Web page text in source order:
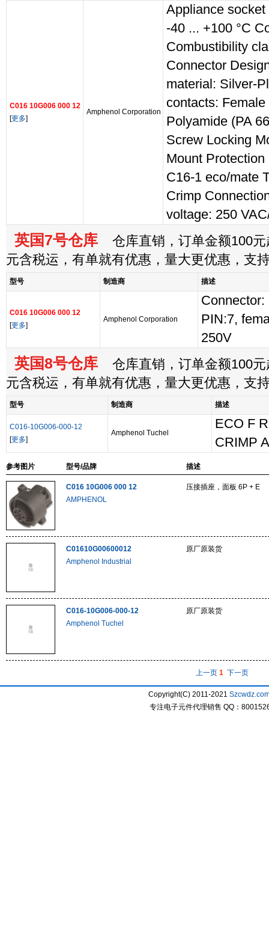
C016 10G006 000 12
[更多]
Amphenol Corporation
Appliance socket
-40 ... +100 °C
Combustibility
Connector
material: Silver-
contacts:
Polyamide (PA
Screw Locking
Mount
C16-1 eco/mate
Crimp
voltage: 250
英国7号仓库 仓库直销，订单金额100元
元含税运，有单就有优惠，量大更优惠，支
型号 制造商 描述
C016 10G006 000 12
[更多]
Amphenol Corporation
Connector:
PIN:7,
250V
英国8号仓库 仓库直销，订单金额100元
元含税运，有单就有优惠，量大更优惠，支
型号 制造商 描述
C016-10G006-000-12
[更多]
Amphenol Tuchel
ECO F
CRIMP
参考图片 型号/品牌 描述
C016 10G006 000 12
AMPHENOL
压接插座，面板 6P + E
C01610G00600012
Amphenol Industrial
原厂原装货
C016-10G006-000-12
Amphenol Tuchel
原厂原装货
上一页 1 下一页
Copyright(C) 2011-2021
专注电子元件代理销售 QQ：